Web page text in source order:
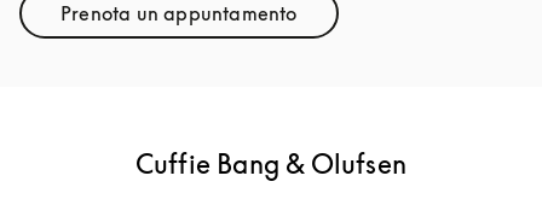
Prenota un appuntamento
Link Opens in New Tab
Cuffie Bang & Olufsen